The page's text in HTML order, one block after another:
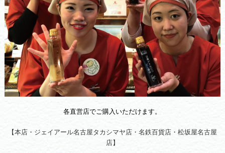
各直営店でご購入いただけます。
【本店・ジェイアール名古屋タカシマヤ店・名鉄百貨店・松坂屋名古屋
店】